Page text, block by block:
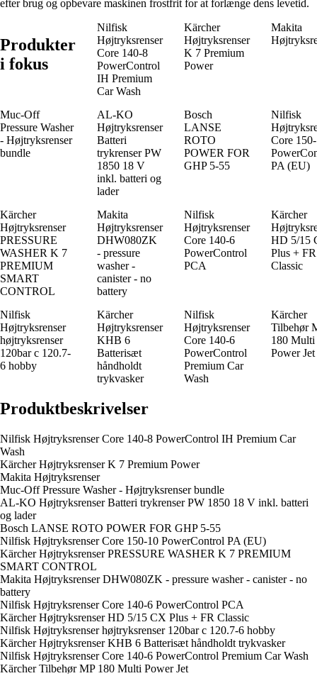
efter brug og opbevare maskinen frostfrit for at forlænge dens levetid.
Produkter
i fokus
Nilfisk
Højtryksrenser
Core 140-8
PowerControl
IH Premium
Car Wash
Kärcher
Højtryksrenser
K 7 Premium
Power
Makita
Muc-Off
Pressure Washer
- Højtryksrenser
bundle
AL-KO
Højtryksrenser
Batteri
trykrenser PW
1850 18 V
inkl. batteri og
lader
Bosch
LANSE
ROTO
POWER FOR
GHP 5-55
Nilfisk
Core
PA (EU)
Kärcher
Højtryksrenser
PRESSURE
WASHER K 7
PREMIUM
SMART
CONTROL
Makita
Højtryksrenser
DHW080ZK
- pressure
washer -
canister - no
battery
Nilfisk
Højtryksrenser
Core 140-6
PowerControl
PCA
Kärcher
HD 5/15
Plus + FR
Classic
Nilfisk
Højtryksrenser
højtryksrenser
120bar c 120.7-
6 hobby
Kärcher
Højtryksrenser
KHB 6
Batterisæt
håndholdt
trykvasker
Nilfisk
Højtryksrenser
Core 140-6
PowerControl
Premium Car
Wash
Kärcher
Tilbehør
180 Multi
Power Jet
Produktbeskrivelser
Nilfisk Højtryksrenser Core 140-8 PowerControl IH Premium Car
Wash
Kärcher Højtryksrenser K 7 Premium Power
Makita Højtryksrenser
Muc-Off Pressure Washer - Højtryksrenser bundle
AL-KO Højtryksrenser Batteri trykrenser PW 1850 18 V inkl. batteri
og lader
Bosch LANSE ROTO POWER FOR GHP 5-55
Nilfisk Højtryksrenser Core 150-10 PowerControl PA (EU)
Kärcher Højtryksrenser PRESSURE WASHER K 7 PREMIUM
SMART CONTROL
Makita Højtryksrenser DHW080ZK - pressure washer - canister - no
battery
Nilfisk Højtryksrenser Core 140-6 PowerControl PCA
Kärcher Højtryksrenser HD 5/15 CX Plus + FR Classic
Nilfisk Højtryksrenser højtryksrenser 120bar c 120.7-6 hobby
Kärcher Højtryksrenser KHB 6 Batterisæt håndholdt trykvasker
Nilfisk Højtryksrenser Core 140-6 PowerControl Premium Car Wash
Kärcher Tilbehør MP 180 Multi Power Jet